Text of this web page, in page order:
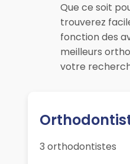
Que ce soit
trouverez
fonction des
meilleurs
votre
3 orthodontistes